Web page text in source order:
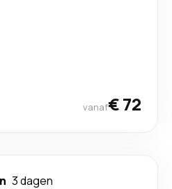
vanaf€ 72
3 dagen